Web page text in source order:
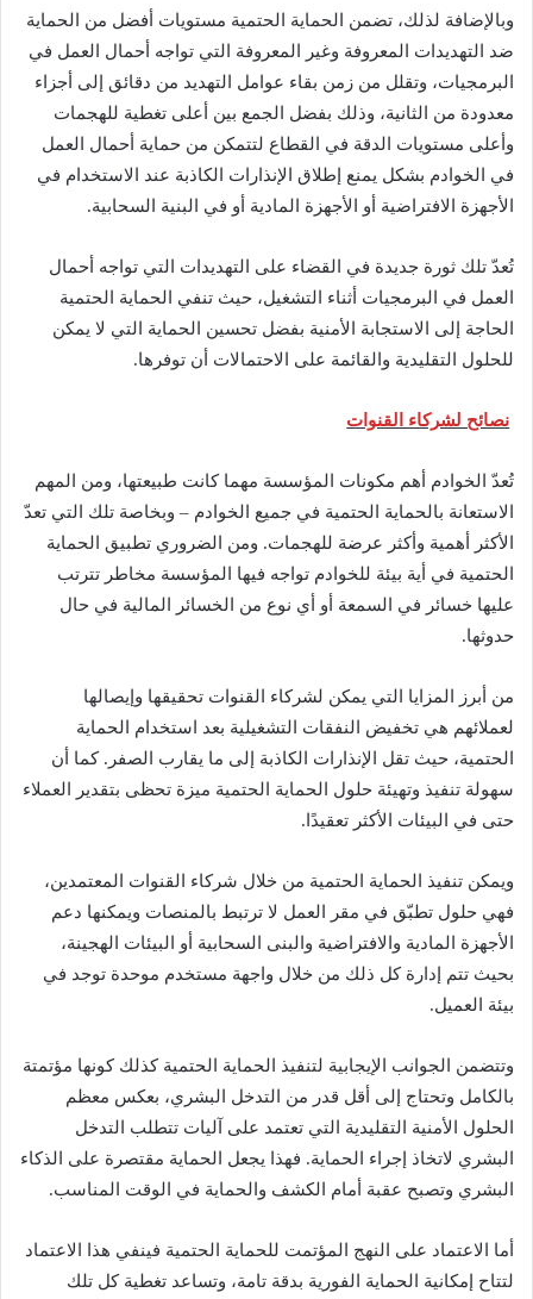
وبالإضافة لذلك، تضمن الحماية الحتمية مستويات أفضل من الحماية
ضد التهديدات المعروفة وغير المعروفة التي تواجه أحمال العمل في
البرمجيات، وتقلل من زمن بقاء عوامل التهديد من دقائق إلى أجزاء
معدودة من الثانية، وذلك بفضل الجمع بين أعلى تغطية للهجمات
وأعلى مستويات الدقة في القطاع لتتمكن من حماية أحمال العمل
في الخوادم بشكل يمنع إطلاق الإنذارات الكاذبة عند الاستخدام في
الأجهزة الافتراضية أو الأجهزة المادية أو في البنية السحابية.
تُعدّ تلك ثورة جديدة في القضاء على التهديدات التي تواجه أحمال
العمل في البرمجيات أثناء التشغيل، حيث تنفي الحماية الحتمية
الحاجة إلى الاستجابة الأمنية بفضل تحسين الحماية التي لا يمكن
للحلول التقليدية والقائمة على الاحتمالات أن توفرها.
نصائح لشركاء القنوات
تُعدّ الخوادم أهم مكونات المؤسسة مهما كانت طبيعتها، ومن المهم
الاستعانة بالحماية الحتمية في جميع الخوادم – وبخاصة تلك التي تعدّ
الأكثر أهمية وأكثر عرضة للهجمات. ومن الضروري تطبيق الحماية
الحتمية في أية بيئة للخوادم تواجه فيها المؤسسة مخاطر تترتب
عليها خسائر في السمعة أو أي نوع من الخسائر المالية في حال
حدوثها.
من أبرز المزايا التي يمكن لشركاء القنوات تحقيقها وإيصالها
لعملائهم هي تخفيض النفقات التشغيلية بعد استخدام الحماية
الحتمية، حيث تقل الإنذارات الكاذبة إلى ما يقارب الصفر. كما أن
سهولة تنفيذ وتهيئة حلول الحماية الحتمية ميزة تحظى بتقدير العملاء
حتى في البيئات الأكثر تعقيدًا.
ويمكن تنفيذ الحماية الحتمية من خلال شركاء القنوات المعتمدين،
فهي حلول تطبّق في مقر العمل لا ترتبط بالمنصات ويمكنها دعم
الأجهزة المادية والافتراضية والبنى السحابية أو البيئات الهجينة،
بحيث تتم إدارة كل ذلك من خلال واجهة مستخدم موحدة توجد في
بيئة العميل.
وتتضمن الجوانب الإيجابية لتنفيذ الحماية الحتمية كذلك كونها مؤتمتة
بالكامل وتحتاج إلى أقل قدر من التدخل البشري، بعكس معظم
الحلول الأمنية التقليدية التي تعتمد على آليات تتطلب التدخل
البشري لاتخاذ إجراء الحماية. فهذا يجعل الحماية مقتصرة على الذكاء
البشري وتصبح عقبة أمام الكشف والحماية في الوقت المناسب.
أما الاعتماد على النهج المؤتمت للحماية الحتمية فينفي هذا الاعتماد
لتتاح إمكانية الحماية الفورية بدقة تامة، وتساعد تغطية كل تلك